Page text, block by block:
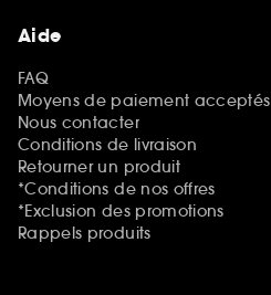
Aide
FAQ
Moyens de paiement acceptés
Nous contacter
Conditions de livraison
Retourner un produit
*Conditions de nos offres
*Exclusion des promotions
Rappels produits